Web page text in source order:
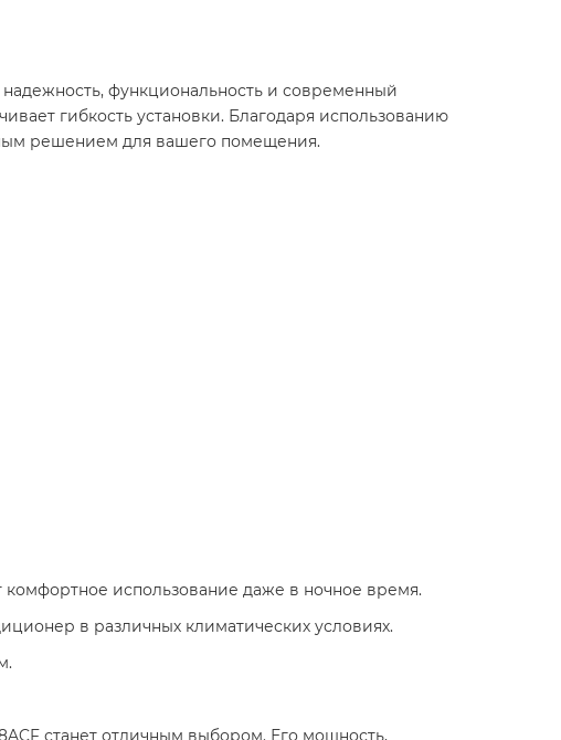
функциональность и современный
гибкость установки. Благодаря использованию
решением для вашего помещения.
комфортное использование даже в ночное время.
в различных климатических условиях.
станет отличным выбором. Его мощность,